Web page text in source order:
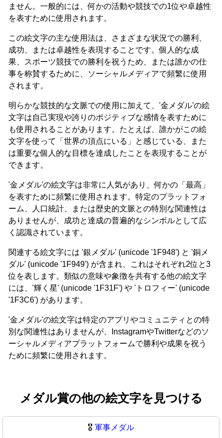
ません。一般的には、何かの活動や競技での1位や卓越性
を表すために使用されます。
この絵文字の主な使用法は、さまざまな状況での勝利、
成功、または卓越性を表現することです。個人的な成
果、スポーツ競技での勝利を祝うため、または誰かの仕
事を称賛するために、ソーシャルメディアで頻繁に使用
されます。
明らかな競技的な文脈での使用に加えて、'金メダル'の絵
文字は自己実現や誇りのポジティブな感情を表すために
も使用されることがあります。たとえば、誰かがこの絵
文字を使って「世界の頂点にいる」と感じている、また
は重要な個人的な目標を達成したことを表現することが
できます。
'金メダル'の絵文字は非常に人気があり、何かの「最高」
を表すために頻繁に使用されます。特定のプラットフォ
ーム、人口統計、または歴史的文脈との特別な関連性は
ありませんが、成功と達成の普遍的なシンボルとして広
く認識されています。
関連する絵文字には '銀メダル' (unicode '1F948') と '銅メ
ダル' (unicode '1F949') が含まれ、これはそれぞれ2位と3
位を表します。類似の意味や象徴を共有する他の絵文字
には、'輝く星' (unicode '1F31F') や 'トロフィー' (unicode
'1F3C6') があります。
'金メダル'の絵文字は特定のアプリやコミュニティとの特
別な関連性はありませんが、InstagramやTwitterなどのソ
ーシャルメディアプラットフォームで勝利や成果を祝う
ために頻繁に使用されます。
メダル賞の他の絵文字を見つける
🎖️ 軍事メダル